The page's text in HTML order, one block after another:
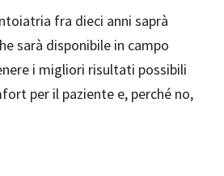
fra dieci anni saprà
sarà disponibile in campo
i migliori risultati possibili
per il paziente e, perché no,